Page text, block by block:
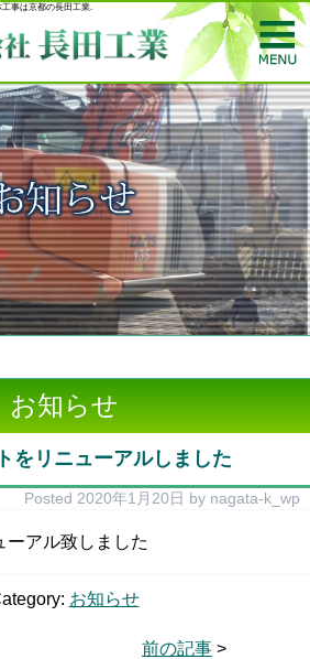
事は京都の長田工業.
お知らせ
をリニューアルしました
Posted 2020年1月20日 by nagata-k_wp
ーアル致しました
お知らせ
前の記事 >